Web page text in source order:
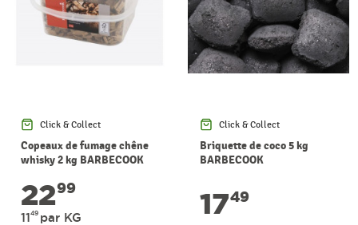
Click & Collect
Copeaux de fumage chêne
whisky 2 kg BARBECOOK
2299
1149 par KG
Click & Collect
Briquette de coco 5 kg
BARBECOOK
1749